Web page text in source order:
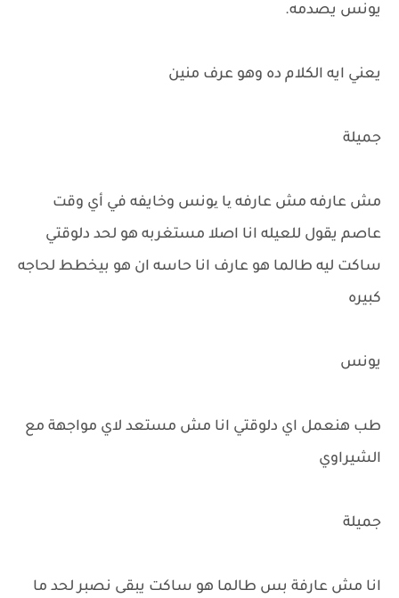
يونس يصدمه.
يعني ايه الكلام ده وهو عرف منين
جميلة
مش عارفه مش عارفه یا یونس وخايفه في أي وقت
عاصم يقول للعيله انا اصلا مستغربه هو لحد دلوقتي
ساكت ليه طالما هو عارف انا حاسه ان هو بيخطط لحاجه
كبيره
يونس
طب هنعمل اي دلوقتي انا مش مستعد لاي مواجهة مع
الشيراوي
جميلة
انا مش عارفة بس طالما هو ساكت يبقى نصبر لحد ما